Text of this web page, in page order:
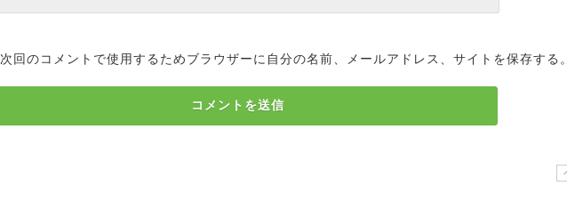
次回のコメントで使用するためブラウザーに自分の名前、メールアドレス、サイトを保存する。